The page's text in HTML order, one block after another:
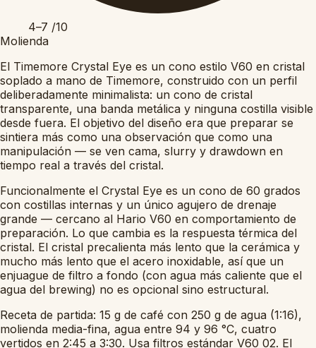
4–7 /10
Molienda
El Timemore Crystal Eye es un cono estilo V60 en cristal
soplado a mano de Timemore, construido con un perfil
deliberadamente minimalista: un cono de cristal
transparente, una banda metálica y ninguna costilla visible
desde fuera. El objetivo del diseño era que preparar se
sintiera más como una observación que como una
manipulación — se ven cama, slurry y drawdown en
tiempo real a través del cristal.
Funcionalmente el Crystal Eye es un cono de 60 grados
con costillas internas y un único agujero de drenaje
grande — cercano al Hario V60 en comportamiento de
preparación. Lo que cambia es la respuesta térmica del
cristal. El cristal precalienta más lento que la cerámica y
mucho más lento que el acero inoxidable, así que un
enjuague de filtro a fondo (con agua más caliente que el
agua del brewing) no es opcional sino estructural.
Receta de partida: 15 g de café con 250 g de agua (1:16),
molienda media-fina, agua entre 94 y 96 °C, cuatro
vertidos en 2:45 a 3:30. Usa filtros estándar V60 02. El